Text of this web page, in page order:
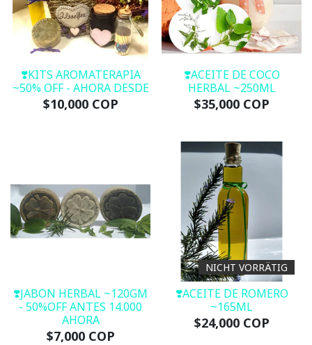
❣️KITS AROMATERAPIA
~50% OFF - AHORA DESDE
$10,000 COP
❣️ACEITE DE COCO
HERBAL ~250ML
$35,000 COP
❣️JABON HERBAL ~120GM
- 50%OFF ANTES 14.000
AHORA
$7,000 COP
NICHT VORRÄTIG
❣️ACEITE DE ROMERO
~165ML
$24,000 COP